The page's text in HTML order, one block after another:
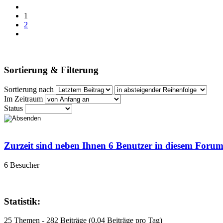
1
2
Sortierung & Filterung
Sortierung nach
Im Zeitraum
Status
Zurzeit sind neben Ihnen 6 Benutzer in diesem
6 Besucher
Statistik:
25 Themen - 282 Beiträge (0,04 Beiträge pro Tag)